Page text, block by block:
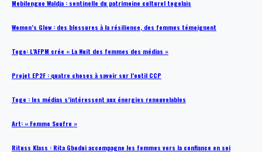
Mobilengue Waldja : sentinelle du patrimoine culturel togolais
Women’s Glow : des blessures à la résilience, des femmes témoignent
Togo: L’AFPM crée « La Nuit des femmes des médias »
Projet EP2F : quatre choses à savoir sur l’outil CCP
Togo : les médias s’intéressent aux énergies renouvelables
Art: « Femme Soufre »
Rituss Klass : Rita Gbodui accompagne les femmes vers la confiance en soi